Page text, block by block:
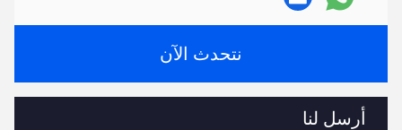
نتحدث الآن
أرسل لنا